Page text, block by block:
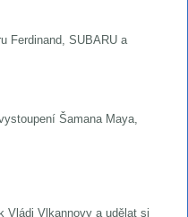
Ferdinand, SUBARU a
Šamana Maya,
Vládi Vlkannovy a udělat si